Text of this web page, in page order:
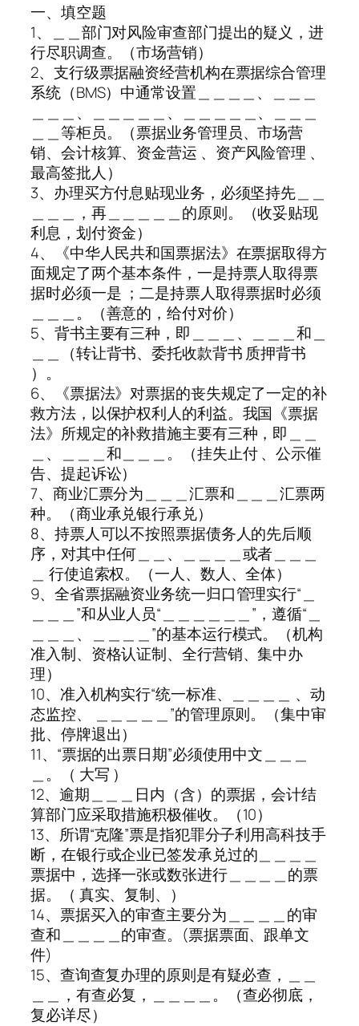
一、填空题
1、＿＿部门对风险审查部门提出的疑义，进
行尽职调查。（市场营销）
2、支行级票据融资经营机构在票据综合管理
系统（BMS）中通常设置＿＿＿＿、＿＿＿
＿＿＿、＿＿＿＿＿、＿＿＿＿＿、＿＿＿
＿＿等柜员。（票据业务管理员、市场营
销、会计核算、资金营运 、资产风险管理 、
最高签批人）
3、办理买方付息贴现业务，必须坚持先＿＿
＿＿＿，再＿＿＿＿＿的原则。（收妥贴现
利息，划付资金）
4、《中华人民共和国票据法》在票据取得方
面规定了两个基本条件，一是持票人取得票
据时必须一是 ；二是持票人取得票据时必须
＿＿＿。（善意的，给付对价）
5、背书主要有三种，即＿＿＿、＿＿＿和＿
＿＿（转让背书、委托收款背书 质押背书
）。
6、《票据法》对票据的丧失规定了一定的补
救方法，以保护权利人的利益。我国《票据
法》所规定的补救措施主要有三种，即＿＿
＿、＿＿＿和＿＿＿。（挂失止付 、公示催
告、提起诉讼）
7、商业汇票分为＿＿＿汇票和＿＿＿汇票两
种。（商业承兑银行承兑）
8、持票人可以不按照票据债务人的先后顺
序，对其中任何＿＿、＿＿＿＿或者＿＿＿
＿ 行使追索权。（一人、数人、全体）
9、全省票据融资业务统一归口管理实行“＿
＿＿＿”和从业人员“＿＿＿＿＿＿”，遵循“＿
＿＿＿、＿＿＿＿”的基本运行模式。（机构
准入制、资格认证制、全行营销、集中办
理）
10、准入机构实行“统一标准、＿＿＿＿ 、动
态监控、 ＿＿＿＿＿”的管理原则。（集中审
批、停牌退出）
11、“票据的出票日期”必须使用中文＿＿＿
＿。（ 大写 ）
12、逾期＿＿＿日内（含）的票据，会计结
算部门应采取措施积极催收。（10）
13、所谓“克隆”票是指犯罪分子利用高科技手
断，在银行或企业已签发承兑过的＿＿＿＿
票据中，选择一张或数张进行＿＿＿＿的票
据。（ 真实、复制、）
14、票据买入的审查主要分为＿＿＿＿的审
查和＿＿＿＿的审查。(票据票面、跟单文
件)
15、查询查复办理的原则是有疑必查，＿＿
＿＿，有查必复，＿＿＿＿。（查必彻底，
复必详尽）